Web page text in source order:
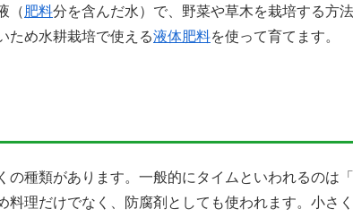
（肥料分を含んだ水）で、野菜や草木を栽培する方
ため水耕栽培で使える液体肥料を使って育てます。
の種類があります。一般的にタイムといわれるのは
料理だけでなく、防腐剤としても使われます。小さ